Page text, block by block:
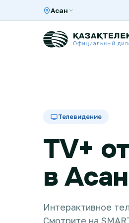
Асан
Телевидение
TV+
в
Интерактивное
Смотрите на